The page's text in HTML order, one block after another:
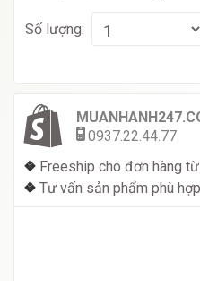
Số lượng:
0937.22.44.77
❖ Freeship cho đơn hàng
❖ Tư vấn sản phẩm phù